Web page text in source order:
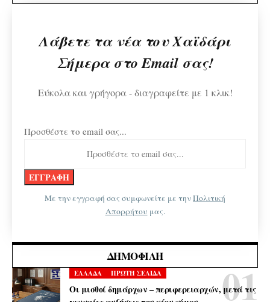
Λάβετε τα νέα του Χαϊδάρι
Σήμερα στο Email σας!
Εύκολα και γρήγορα - διαγραφείτε με 1 κλικ!
Προσθέστε το email σας...
Με την εγγραφή σας συμφωνείτε με τηνΠολιτική
Απορρήτου μας.
ΔΗΜΟΦΙΛΉ
ΕΛΛΑΔΑ ΠΡΩΤΗ ΣΕΛΙΔΑ
Οι μισθοί δημάρχων – περιφερειαρχών, μετά τις